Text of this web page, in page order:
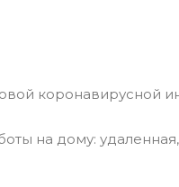
коронавирусной
на дому: